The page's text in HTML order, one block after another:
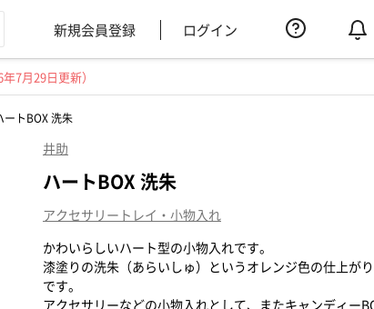
新規会員登録 ログイン
7月29日更新）
ートBOX 洗朱
井助
ハートBOX 洗朱
アクセサリートレイ・小物入れ
かわいらしいハート型の小物入れです。
漆塗りの洗朱（あらいしゅ）というオレンジ色の仕上が
です。
アクセサリーなどの小物入れとして、またキャンディー